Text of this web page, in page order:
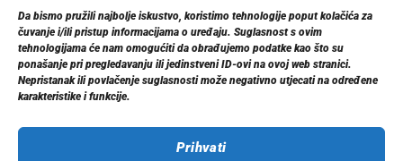
Da bismo pružili najbolje iskustvo, koristimo tehnologije poput kolačića za
čuvanje i/ili pristup informacijama o uređaju. Suglasnost s ovim
tehnologijama će nam omogućiti da obrađujemo podatke kao što su
ponašanje pri pregledavanju ili jedinstveni ID-ovi na ovoj web stranici.
Nepristanak ili povlačenje suglasnosti može negativno utjecati na određene
karakteristike i funkcije.
Prihvati
Moje narudžbe
Detalji računa
Log out
Informacije
Politika privatnosti